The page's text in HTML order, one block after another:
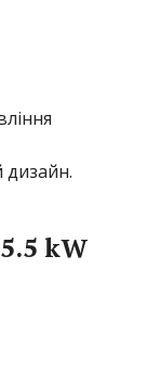
дизайн.
kW